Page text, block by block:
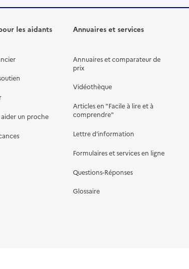
les aidants
un proche
Annuaires et services
Annuaires et comparateur de
prix
Vidéothèque
Articles en "Facile à lire et à
comprendre"
Lettre d'information
Formulaires et services en ligne
Questions-Réponses
Glossaire